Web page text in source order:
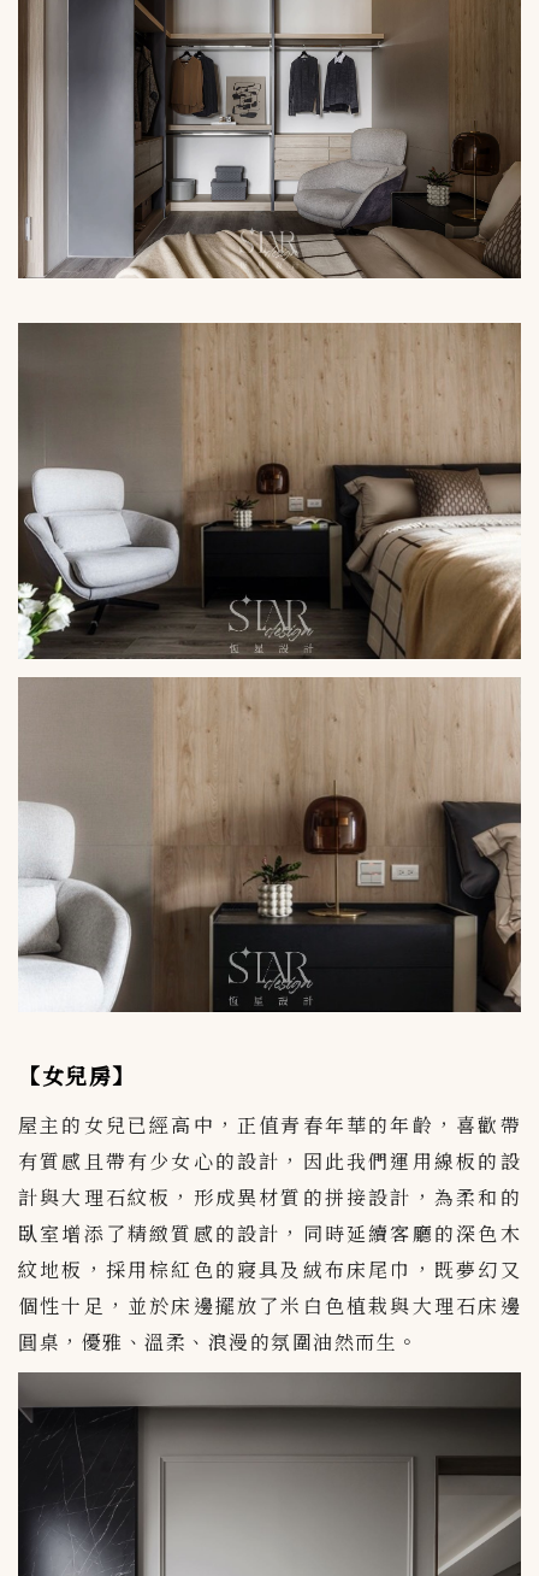
【女兒房】
屋主的女兒已經高中，正值青春年華的年齡，喜歡帶
有質感且帶有少女心的設計，因此我們運用線板的設
計與大理石紋板，形成異材質的拼接設計，為柔和的
臥室增添了精緻質感的設計，同時延續客廳的深色木
紋地板，採用棕紅色的寢具及絨布床尾巾，既夢幻又
個性十足，並於床邊擺放了米白色植栽與大理石床邊
圓桌，優雅、溫柔、浪漫的氛圍油然而生。